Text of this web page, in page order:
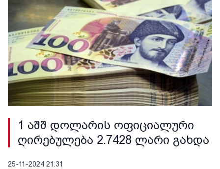
1 აშშ დოლარის ოფიციალური
ღირებულება 2.7428 ლარი გახდა
25-11-2024 21:31